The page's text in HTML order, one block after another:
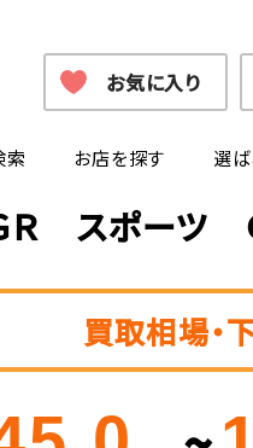
索 お店を探す 選
お気に入り
Ｒ スポーツ
買取相場・